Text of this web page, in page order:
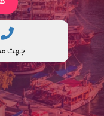
جهت